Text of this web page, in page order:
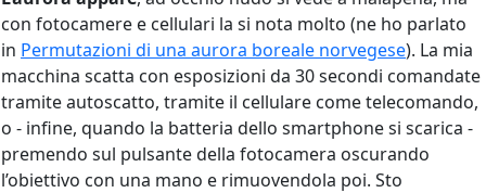
con fotocamere e cellulari la si nota molto (ne ho parlato
in Permutazioni di una aurora boreale norvegese). La mia
macchina scatta con esposizioni da 30 secondi comandate
tramite autoscatto, tramite il cellulare come telecomando,
o - infine, quando la batteria dello smartphone si scarica -
premendo sul pulsante della fotocamera oscurando
l’obiettivo con una mano e rimuovendola poi. Sto